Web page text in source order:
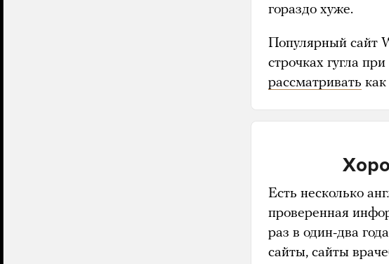
гораздо хуже.
Популярный сайт
строчках гугла
рассматривать
Есть несколько
проверенная
раз в один-два
сайты, сайты